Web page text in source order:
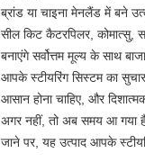
ब्रांड या चाइना मेनलैंड में बने
सील किट कैटरपिलर, कोमात्सु,
बनाएंगे सर्वोत्तम मूल्य के साथ
आपके स्टीयरिंग सिस्टम का
आसान होना चाहिए, और
अगर नहीं, तो अब समय आ गया है
जाने पर, यह उत्पाद आपके